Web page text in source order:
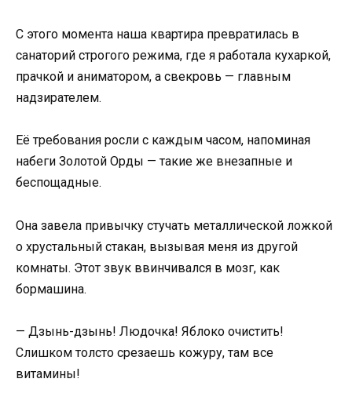
С этого момента наша квартира превратилась в
санаторий строгого режима, где я работала кухаркой,
прачкой и аниматором, а свекровь — главным
надзирателем.
Её требования росли с каждым часом, напоминая
набеги Золотой Орды — такие же внезапные и
беспощадные.
Она завела привычку стучать металлической ложкой
о хрустальный стакан, вызывая меня из другой
комнаты. Этот звук ввинчивался в мозг, как
бормашина.
— Дзынь-дзынь! Людочка! Яблоко очистить!
Слишком толсто срезаешь кожуру, там все
витамины!